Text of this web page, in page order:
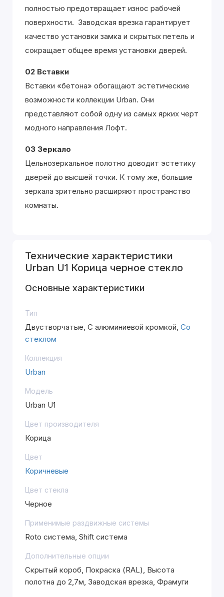
полностью предотвращает износ рабочей
поверхности. Заводская врезка гарантирует
качество установки замка и скрытых петель и
сокращает общее время установки дверей.
02 Вставки
Вставки «бетона» обогащают эстетические
возможности коллекции Urban. Они
представляют собой одну из самых ярких черт
модного направления Лофт.
03 Зеркало
Цельнозеркальное полотно доводит эстетику
дверей до высшей точки. К тому же, большие
зеркала зрительно расширяют пространство
комнаты.
Технические характеристики
Urban U1 Корица черное стекло
Основные характеристики
Тип
Двустворчатые, С алюминиевой кромкой, Со
стеклом
Коллекция
Urban
Модель
Urban U1
Цвет производителя
Корица
Цвет
Коричневые
Цвет стекла
Черное
Применимые раздвижные системы
Roto система, Shift система
Дополнительные опции
Скрытый короб, Покраска (RAL), Высота
полотна до 2,7м, Заводская врезка, Фрамуги